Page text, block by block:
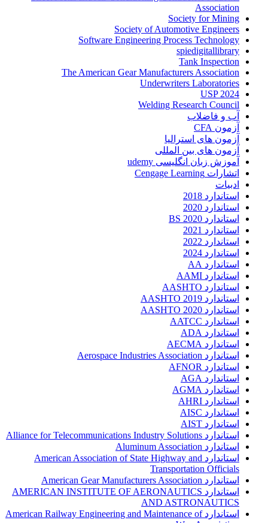
Association
Society for Mining
Society of Automotive Engineers
Software Engineering Process Technology
spiedigitallibrary
Tank Inspection
The American Gear Manufacturers Association
Underwriters Laboratories
USP 2024
Welding Research Council
آب و فاضلاب
آزمون CFA
آزمون های استرالیا
آزمون های بین المللی
آموزش زبان انگلیسی udemy
اتشارات Cengage Learning
ادبیات
استاندارد 2018
استاندارد 2020
استاندارد 2020 BS
استاندارد 2021
استاندارد 2022
استاندارد 2024
استاندارد AA
استاندارد AAMI
استاندارد AASHTO
استاندارد AASHTO 2019
استاندارد AASHTO 2020
استاندارد AATCC
استاندارد ADA
استاندارد AECMA
استاندارد Aerospace Industries Association
استاندارد AFNOR
استاندارد AGA
استاندارد AGMA
استاندارد AHRI
استاندارد AISC
استاندارد AIST
استاندارد Alliance for Telecommunications Industry Solutions
استاندارد Aluminum Association
استاندارد American Association of State Highway and
Transportation Officials
استاندارد American Gear Manufacturers Association
استاندارد AMERICAN INSTITUTE OF AERONAUTICS
AND ASTRONAUTICS
استاندارد American Railway Engineering and Maintenance of